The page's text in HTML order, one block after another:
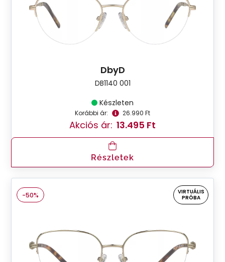
DbyD
DB1140 001
Készleten
Korábbi ár: 26.990 Ft
Akciós ár: 13.495 Ft
Részletek
-50%
VIRTUÁLIS
PRÓBA